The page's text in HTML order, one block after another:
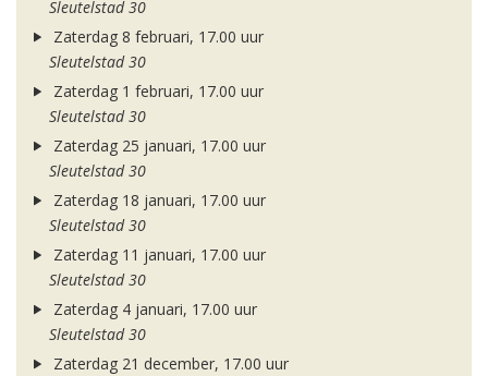
Sleutelstad 30
Zaterdag 8 februari, 17.00 uur
Sleutelstad 30
Zaterdag 1 februari, 17.00 uur
Sleutelstad 30
Zaterdag 25 januari, 17.00 uur
Sleutelstad 30
Zaterdag 18 januari, 17.00 uur
Sleutelstad 30
Zaterdag 11 januari, 17.00 uur
Sleutelstad 30
Zaterdag 4 januari, 17.00 uur
Sleutelstad 30
Zaterdag 21 december, 17.00 uur